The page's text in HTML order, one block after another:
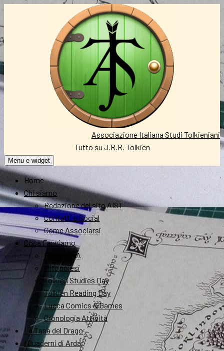
Associazione Italiana Studi Tolkieniani
Tutto su J.R.R. Tolkien
Menu e widget
Home
Chi siamo
Redazione del sito AIST
Contatti e Social
Come Associarsi
Cosa Facciamo
FantastikA
Mitopoiesi
Tolkien Studies Day
Tolkien Reading Day
Lucca Comics & Games
Cronologia Attività
La Tana del Drago
I Quaderni di Arda